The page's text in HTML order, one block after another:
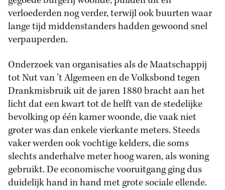
verloederden nog verder, terwijl ook buurten waar
lange tijd middenstanders hadden gewoond snel
verpauperden.
Onderzoek van organisaties als de Maatschappij
tot Nut van ’t Algemeen en de Volksbond tegen
Drankmisbruik uit de jaren 1880 bracht aan het
licht dat een kwart tot de helft van de stedelijke
bevolking op één kamer woonde, die vaak niet
groter was dan enkele vierkante meters. Steeds
vaker werden ook vochtige kelders, die soms
slechts anderhalve meter hoog waren, als woning
gebruikt. De economische vooruitgang ging dus
duidelijk hand in hand met grote sociale ellende.